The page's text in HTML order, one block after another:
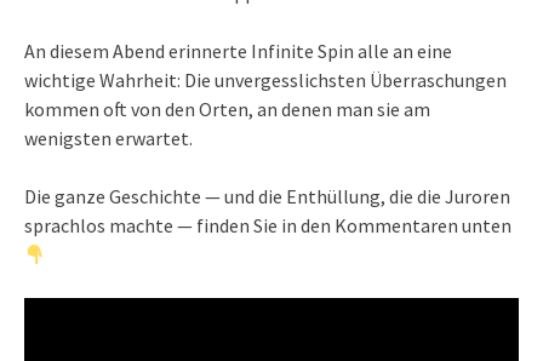
An diesem Abend erinnerte Infinite Spin alle an eine
wichtige Wahrheit: Die unvergesslichsten Überraschungen
kommen oft von den Orten, an denen man sie am
wenigsten erwartet.
Die ganze Geschichte — und die Enthüllung, die die Juroren
sprachlos machte — finden Sie in den Kommentaren unten